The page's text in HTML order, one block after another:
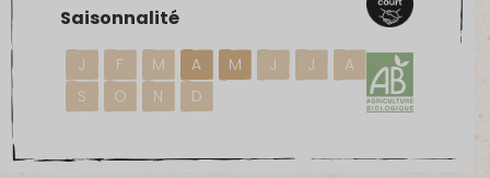
Saisonnalité
J F M A M J J
A
S
O N D